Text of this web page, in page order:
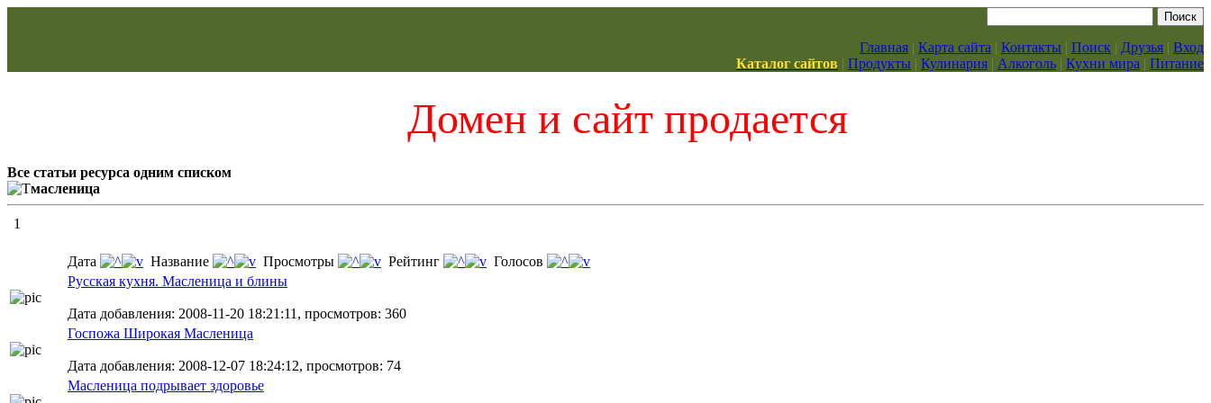
Главная | Карта сайта | Контакты | Поиск | Друзья | Вход
Каталог сайтов | Продукты | Кулинария | Алкоголь | Кухни мира | Питание
Домен и сайт продается
Все статьи ресурса одним списком
масленица
1
Дата Название Просмотры Рейтинг
Голосов
Русская кухня. Масленица и блины
Дата добавления: 2008-11-20 18:21:11, просмотров: 360
Госпожа Широкая Масленица
Дата добавления: 2008-12-07 18:24:12, просмотров: 74
Масленица подрывает здоровье